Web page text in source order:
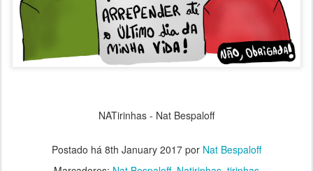
NATirinhas - Nat Bespaloff
Postado há 8th January 2017 por Nat Bespaloff